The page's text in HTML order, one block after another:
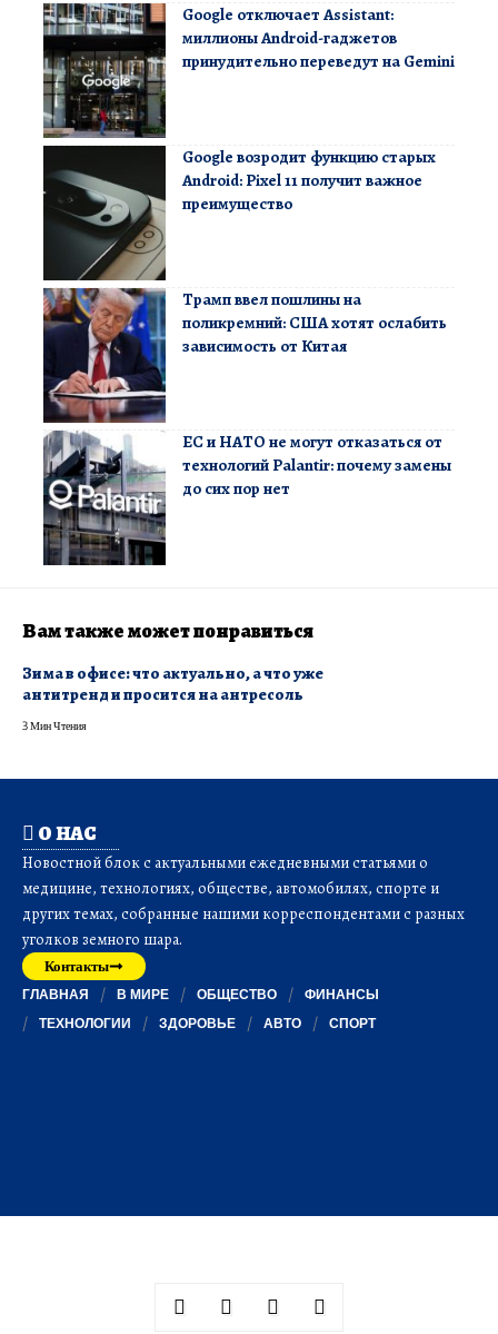
Google отключает Assistant:
миллионы Android-гаджетов
принудительно переведут на Gemini
Google возродит функцию старых
Android: Pixel 11 получит важное
преимущество
Трамп ввел пошлины на
поликремний: США хотят ослабить
зависимость от Китая
ЕС и НАТО не могут отказаться от
технологий Palantir: почему замены
до сих пор нет
Вам также может понравиться
Зима в офисе: что актуально, а что уже
антитренд и просится на антресоль
3 Мин Чтения
О НАС
Новостной блок с актуальными ежедневными статьями о
медицине, технологиях, обществе, автомобилях, спорте и
других темах, собранные нашими корреспондентами с разных
уголков земного шара.
Контакты
ГЛАВНАЯ В МИРЕ ОБЩЕСТВО
ФИНАНСЫ
ТЕХНОЛОГИИ
ЗДОРОВЬЕ АВТО СПОРТ